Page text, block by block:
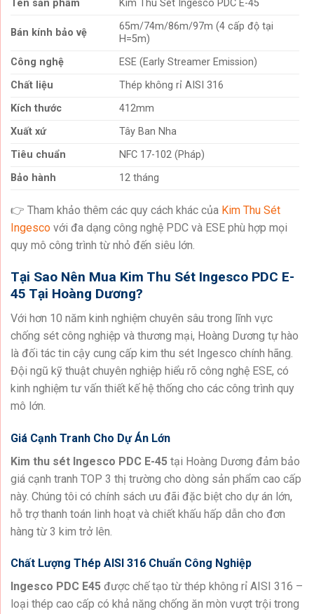
Tên sản phẩm Kim Thu Sét Ingesco PDC E-45
Bán kính bảo vệ
65m/74m/86m/97m (4 cấp độ tại
H=5m)
Công nghệ
ESE (Early Streamer Emission)
Chất liệu
Thép không rỉ AISI 316
Kích thước
412mm
Xuất xứ
Tây Ban Nha
Tiêu chuẩn
NFC 17-102 (Pháp)
Bảo hành
12 tháng
👉 Tham khảo thêm các quy cách khác của Kim Thu Sét
Ingesco với đa dạng công nghệ PDC và ESE phù hợp mọi
quy mô công trình từ nhỏ đến siêu lớn.
Tại Sao Nên Mua Kim Thu Sét Ingesco PDC E-
45 Tại Hoàng Dương?
Với hơn 10 năm kinh nghiệm chuyên sâu trong lĩnh vực
chống sét công nghiệp và thương mại, Hoàng Dương tự hào
là đối tác tin cậy cung cấp kim thu sét Ingesco chính hãng.
Đội ngũ kỹ thuật chuyên nghiệp hiểu rõ công nghệ ESE, có
kinh nghiệm tư vấn thiết kế hệ thống cho các công trình quy
mô lớn.
Giá Cạnh Tranh Cho Dự Án Lớn
Kim thu sét Ingesco PDC E-45 tại Hoàng Dương đảm bảo
giá cạnh tranh TOP 3 thị trường cho dòng sản phẩm cao cấp
này. Chúng tôi có chính sách ưu đãi đặc biệt cho dự án lớn,
hỗ trợ thanh toán linh hoạt và chiết khấu hấp dẫn cho đơn
hàng từ 3 kim trở lên.
Chất Lượng Thép AISI 316 Chuẩn Công Nghiệp
Ingesco PDC E45 được chế tạo từ thép không rỉ AISI 316 –
loại thép cao cấp có khả năng chống ăn mòn vượt trội trong